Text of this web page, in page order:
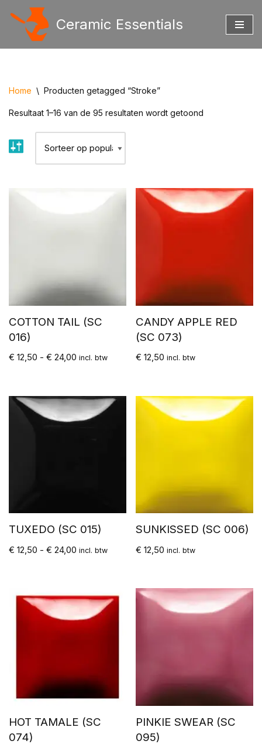
Ceramic Essentials
Home \ Producten getagged “Stroke”
Resultaat 1–16 van de 95 resultaten wordt getoond
COTTON TAIL (SC
016)
€ 12,50 - € 24,00 incl. btw
CANDY APPLE RED
(SC 073)
€ 12,50 incl. btw
TUXEDO (SC 015)
€ 12,50 - € 24,00 incl. btw
SUNKISSED (SC 006)
€ 12,50 incl. btw
HOT TAMALE (SC
074)
PINKIE SWEAR (SC
095)